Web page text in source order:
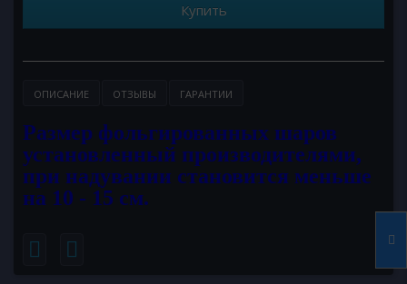
Купить
ОПИСАНИЕ ОТЗЫВЫ ГАРАНТИИ
Размер фольгированных шаров
установленный производителями,
при надувании становится меньше
на 10 - 15 см.